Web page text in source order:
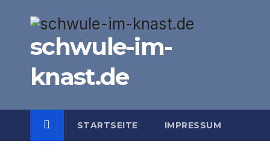
springenschwule-im-
knast.de
STARTSEITE IMPRESSUM